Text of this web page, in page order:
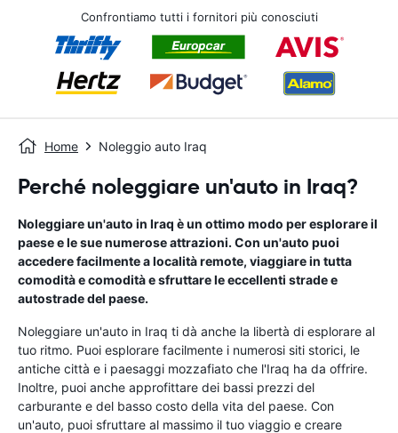
Confrontiamo tutti i fornitori più conosciuti
Home Noleggio auto Iraq
Perché noleggiare un'auto in Iraq?
Noleggiare un'auto in Iraq è un ottimo modo per esplorare il
paese e le sue numerose attrazioni. Con un'auto puoi
accedere facilmente a località remote, viaggiare in tutta
comodità e comodità e sfruttare le eccellenti strade e
autostrade del paese.
Noleggiare un'auto in Iraq ti dà anche la libertà di esplorare al
tuo ritmo. Puoi esplorare facilmente i numerosi siti storici, le
antiche città e i paesaggi mozzafiato che l'Iraq ha da offrire.
Inoltre, puoi anche approfittare dei bassi prezzi del
carburante e del basso costo della vita del paese. Con
un'auto, puoi sfruttare al massimo il tuo viaggio e creare